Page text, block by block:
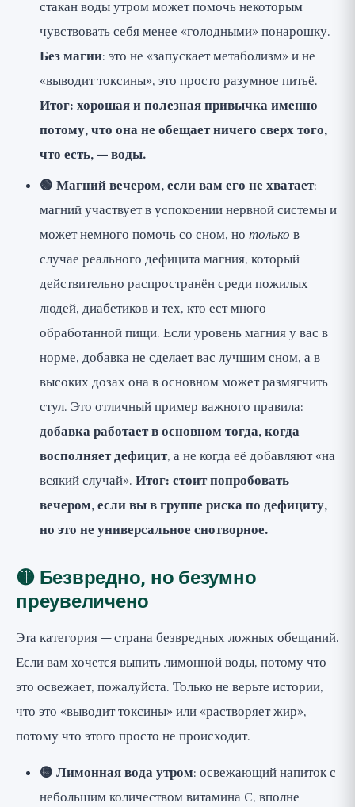
стакан воды утром может помочь некоторым
чувствовать себя менее «голодными» понарошку.
Без магии: это не «запускает метаболизм» и не
«выводит токсины», это просто разумное питьё.
Итог: хорошая и полезная привычка именно
потому, что она не обещает ничего сверх того,
что есть, — воды.
🟢 Магний вечером, если вам его не хватает:
магний участвует в успокоении нервной системы и
может немного помочь со сном, но только в
случае реального дефицита магния, который
действительно распространён среди пожилых
людей, диабетиков и тех, кто ест много
обработанной пищи. Если уровень магния у вас в
норме, добавка не сделает вас лучшим сном, а в
высоких дозах она в основном может размягчить
стул. Это отличный пример важного правила:
добавка работает в основном тогда, когда
восполняет дефицит, а не когда её добавляют «на
всякий случай». Итог: стоит попробовать
вечером, если вы в группе риска по дефициту,
но это не универсальное снотворное.
🟡 Безвредно, но безумно
преувеличено
Эта категория — страна безвредных ложных обещаний.
Если вам хочется выпить лимонной воды, потому что
это освежает, пожалуйста. Только не верьте истории,
что это «выводит токсины» или «растворяет жир»,
потому что этого просто не происходит.
🟡 Лимонная вода утром: освежающий напиток с
небольшим количеством витамина C, вполне